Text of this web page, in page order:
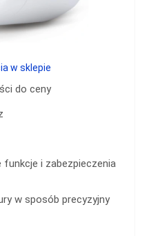
do ceny
i zabezpieczenia
w sposób precyzyjny
w sklepie